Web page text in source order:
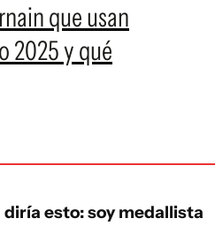
que usan
2025 y qué
esto: soy medallista